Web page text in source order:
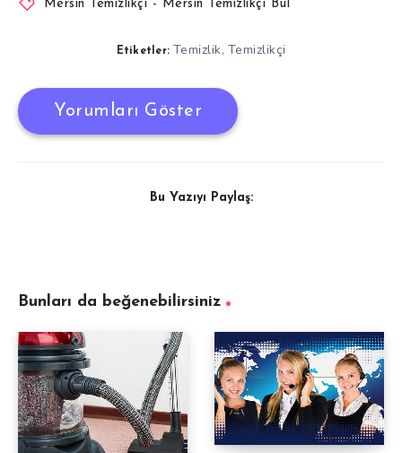
Mersin Temizlikçi - Mersin Temizlikçi Bul
Etiketler: Temizlik, Temizlikçi
Yorumları Göster
Bu Yazıyı Paylaş:
Bunları da beğenebilirsiniz